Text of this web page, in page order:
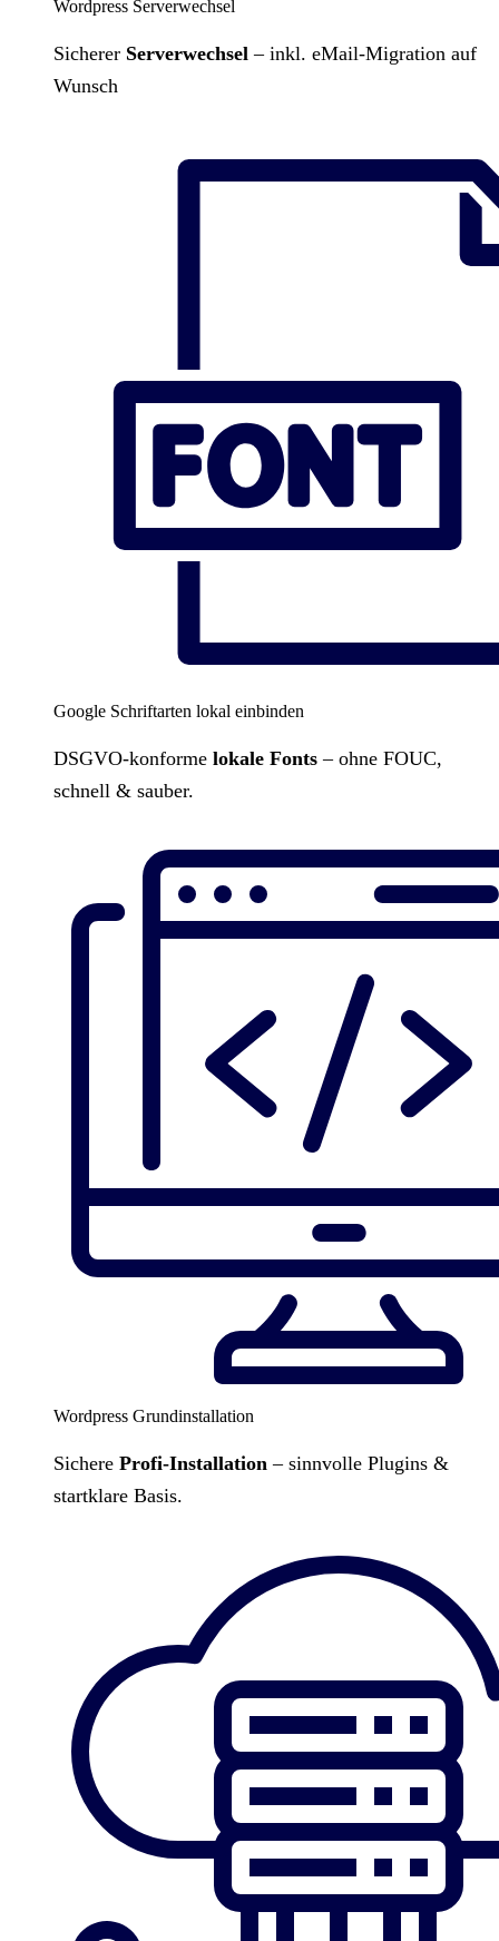
Wordpress Serverwechsel
Sicherer Serverwechsel – inkl. eMail-Migration auf
Wunsch
Google Schriftarten lokal einbinden
DSGVO-konforme lokale Fonts – ohne FOUC,
schnell & sauber.
Wordpress Grundinstallation
Sichere Profi-Installation – sinnvolle Plugins &
startklare Basis.